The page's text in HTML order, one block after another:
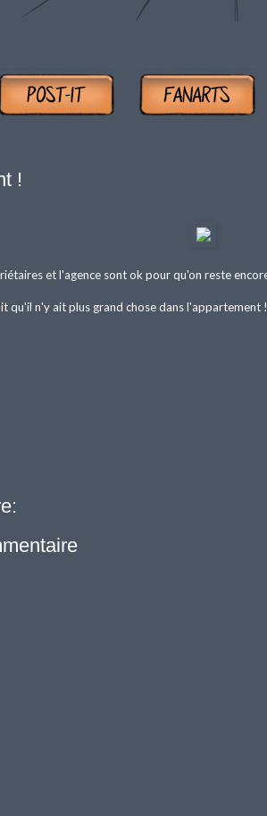
!
et l'agence sont ok pour qu'on reste
qu'il n'y ait plus grand chose dans l'appartement !